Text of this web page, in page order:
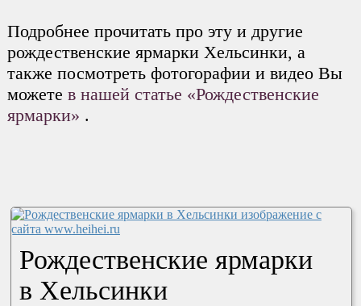
Подробнее прочитать про эту и другие
рождественские ярмарки Хельсинки, а
также посмотреть фотогорафии и видео Вы
можете в нашей статье «Рождественские
ярмарки» .
Рождественские ярмарки
в Хельсинки